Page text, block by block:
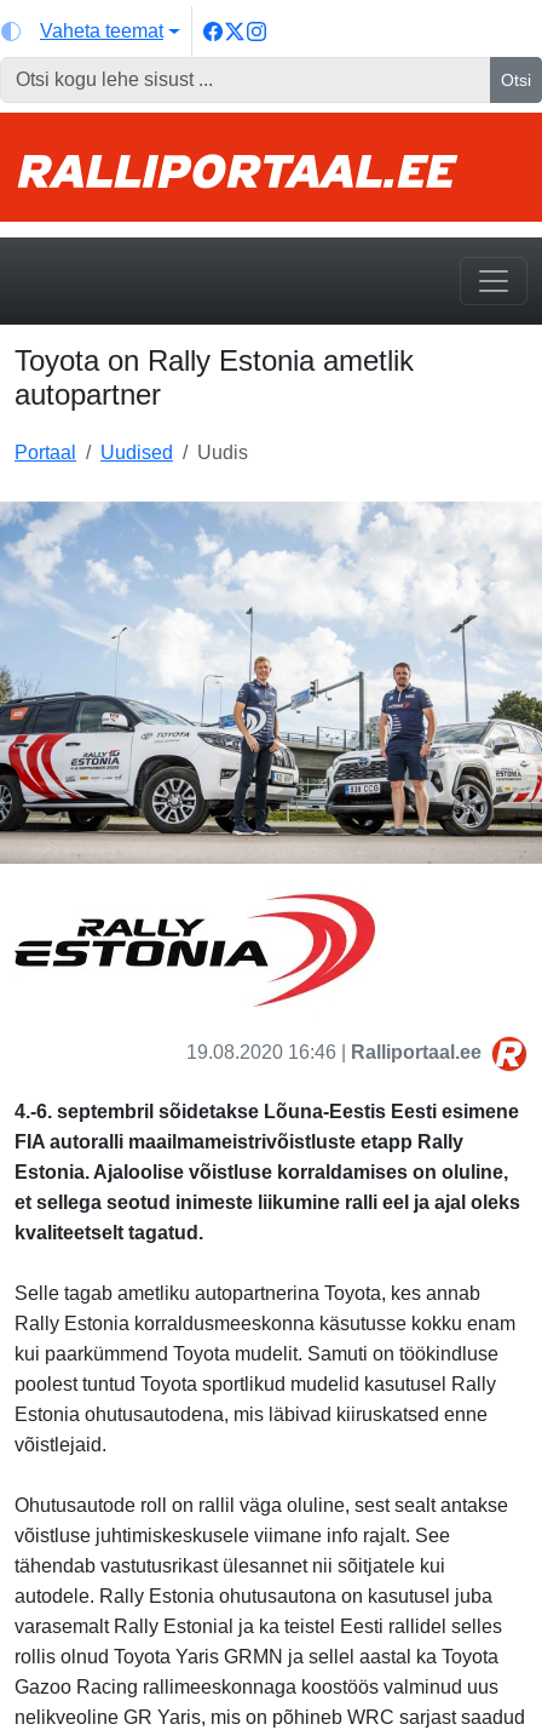
Vaheta teemat
Otsi
Toyota on Rally Estonia ametlik
autopartner
Portaal Uudised Uudis
19.08.2020 16:46 | Ralliportaal.ee
4.-6. septembril sõidetakse Lõuna-Eestis Eesti esimene
FIA autoralli maailmameistrivõistluste etapp Rally
Estonia. Ajaloolise võistluse korraldamises on oluline,
et sellega seotud inimeste liikumine ralli eel ja ajal oleks
kvaliteetselt tagatud.
Selle tagab ametliku autopartnerina Toyota, kes annab
Rally Estonia korraldusmeeskonna käsutusse kokku enam
kui paarkümmend Toyota mudelit. Samuti on töökindluse
poolest tuntud Toyota sportlikud mudelid kasutusel Rally
Estonia ohutusautodena, mis läbivad kiiruskatsed enne
võistlejaid.
Ohutusautode roll on rallil väga oluline, sest sealt antakse
võistluse juhtimiskeskusele viimane info rajalt. See
tähendab vastutusrikast ülesannet nii sõitjatele kui
autodele. Rally Estonia ohutusautona on kasutusel juba
varasemalt Rally Estonial ja ka teistel Eesti rallidel selles
rollis olnud Toyota Yaris GRMN ja sellel aastal ka Toyota
Gazoo Racing rallimeeskonnaga koostöös valminud uus
nelikveoline GR Yaris, mis on põhineb WRC sarjast saadud